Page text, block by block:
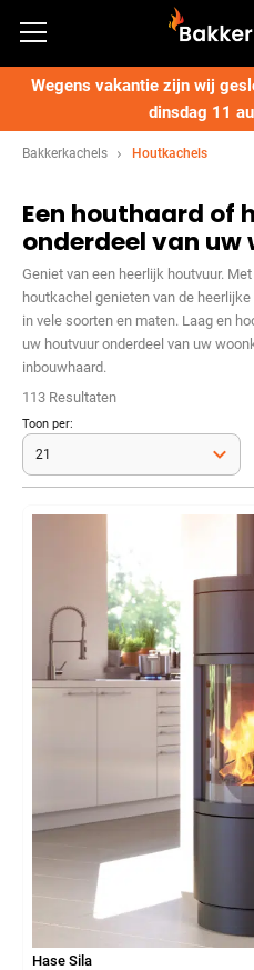
Wegens vakantie zijn wij
dinsdag 11
Bakkerkachels Houtkachels
Een houthaard of
onderdeel van uw
Geniet van een heerlijk houtvuur.
houtkachel genieten van de
in vele soorten en maten. Laag en
uw houtvuur onderdeel van uw
inbouwhaard.
113 Resultaten
Toon per:
Hase Sila